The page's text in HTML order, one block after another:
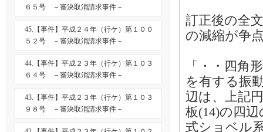
訂正後の全
の減縮が争
「・・四角
を有する振
辺は、上記
板(14)の四
式ショベル
６５号 －審決取消請求事件－
45.【事件】平成２４年（行ケ）第１００
５２号 －審決取消請求事件－
44.【事件】平成２３年（行ケ）第１０３
６４号 －審決取消請求事件－
43.【事件】平成２３年（行ケ）第１０３
９８号 －審決取消請求事件－